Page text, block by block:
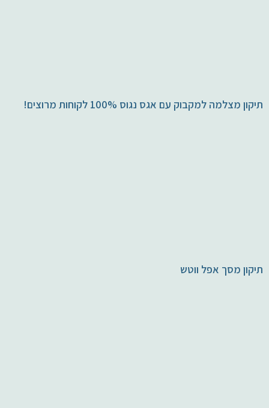
תיקון מצלמה למקבוק עם אגס נגוס 100% לקוחות מרוצים!
תיקון מסך אפל ווטש